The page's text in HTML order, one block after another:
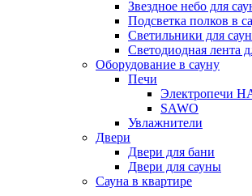
Звездное небо для
Подсветка полков в
Светильники для
Светодиодная лента
Оборудование в сауну
Печи
Электропечи
SAWO
Увлажнители
Двери
Двери для бани
Двери для сауны
Сауна в квартире